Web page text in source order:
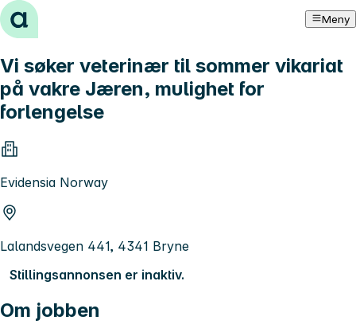
Hopp til innhold Meny
Vi søker veterinær til sommer vikariat
på vakre Jæren, mulighet for
forlengelse
Evidensia Norway
Lalandsvegen 441, 4341 Bryne
Stillingsannonsen er inaktiv.
Om jobben